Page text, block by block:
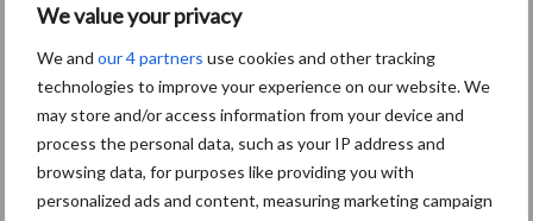
We value your privacy
We and our 4 partners use cookies and other tracking
technologies to improve your experience on our website. We
may store and/or access information from your device and
process the personal data, such as your IP address and
browsing data, for purposes like providing you with
personalized ads and content, measuring marketing campaign
Mastitis
Toon meer